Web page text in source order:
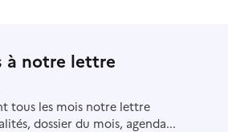
à notre lettre
tous les mois notre lettre
dossier du mois, agenda...